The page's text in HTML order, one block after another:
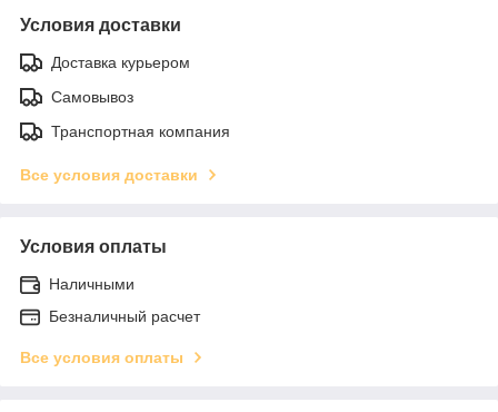
Условия доставки
Доставка курьером
Самовывоз
Транспортная компания
Все условия доставки
Условия оплаты
Наличными
Безналичный расчет
Все условия оплаты